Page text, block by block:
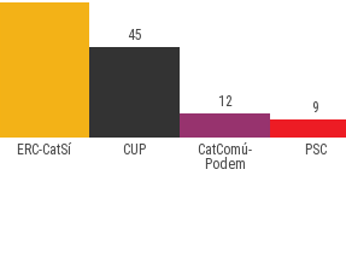
ERC-CatSí CUP
CatComú-
Podem
PSC
45
12 9